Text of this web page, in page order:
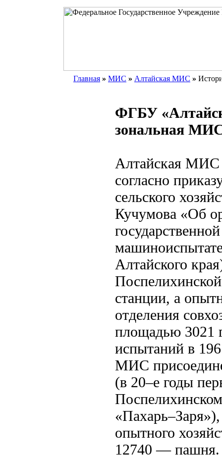
Главная » МИС » Алтайская МИС »
ФГБУ
зональная
Алтайская МИС
согласно
сельского
Кучумова «Об
Алтайского
станции, а
отделения
площадью 3021
испытаний в
МИС
(в 20–е годы
опытного
12740 — пашня.